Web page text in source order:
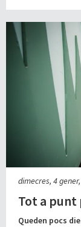
dimecres, 4
Tot a punt
Queden pocs